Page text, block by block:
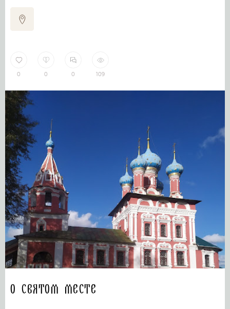
0 0 0 109
О святом месте